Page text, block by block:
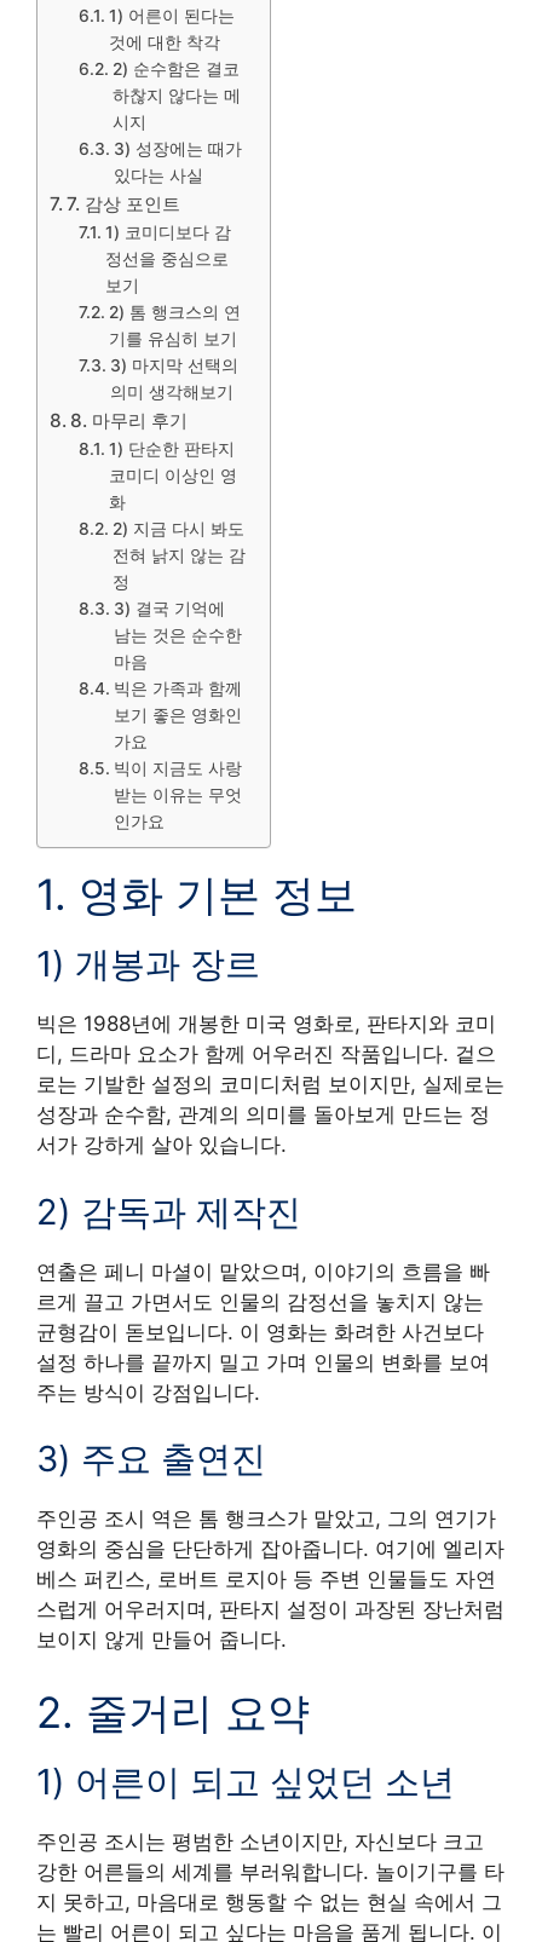
1) 어른이 된다는
것에 대한 착각
2) 순수함은 결코
하찮지 않다는 메
시지
3) 성장에는 때가
있다는 사실
7. 감상 포인트
1) 코미디보다 감
정선을 중심으로
보기
2) 톰 행크스의 연
기를 유심히 보기
3) 마지막 선택의
의미 생각해보기
8. 마무리 후기
1) 단순한 판타지
코미디 이상인 영
화
2) 지금 다시 봐도
전혀 낡지 않는 감
정
3) 결국 기억에
남는 것은 순수한
마음
빅은 가족과 함께
보기 좋은 영화인
가요
빅이 지금도 사랑
받는 이유는 무엇
인가요
1. 영화 기본 정보
1) 개봉과 장르
빅은 1988년에 개봉한 미국 영화로, 판타지와 코미
디, 드라마 요소가 함께 어우러진 작품입니다. 겉으
로는 기발한 설정의 코미디처럼 보이지만, 실제로는
성장과 순수함, 관계의 의미를 돌아보게 만드는 정
서가 강하게 살아 있습니다.
2) 감독과 제작진
연출은 페니 마셜이 맡았으며, 이야기의 흐름을 빠
르게 끌고 가면서도 인물의 감정선을 놓치지 않는
균형감이 돋보입니다. 이 영화는 화려한 사건보다
설정 하나를 끝까지 밀고 가며 인물의 변화를 보여
주는 방식이 강점입니다.
3) 주요 출연진
주인공 조시 역은 톰 행크스가 맡았고, 그의 연기가
영화의 중심을 단단하게 잡아줍니다. 여기에 엘리자
베스 퍼킨스, 로버트 로지아 등 주변 인물들도 자연
스럽게 어우러지며, 판타지 설정이 과장된 장난처럼
보이지 않게 만들어 줍니다.
2. 줄거리 요약
1) 어른이 되고 싶었던 소년
주인공 조시는 평범한 소년이지만, 자신보다 크고
강한 어른들의 세계를 부러워합니다. 놀이기구를 타
지 못하고, 마음대로 행동할 수 없는 현실 속에서 그
는 빨리 어른이 되고 싶다는 마음을 품게 됩니다. 이